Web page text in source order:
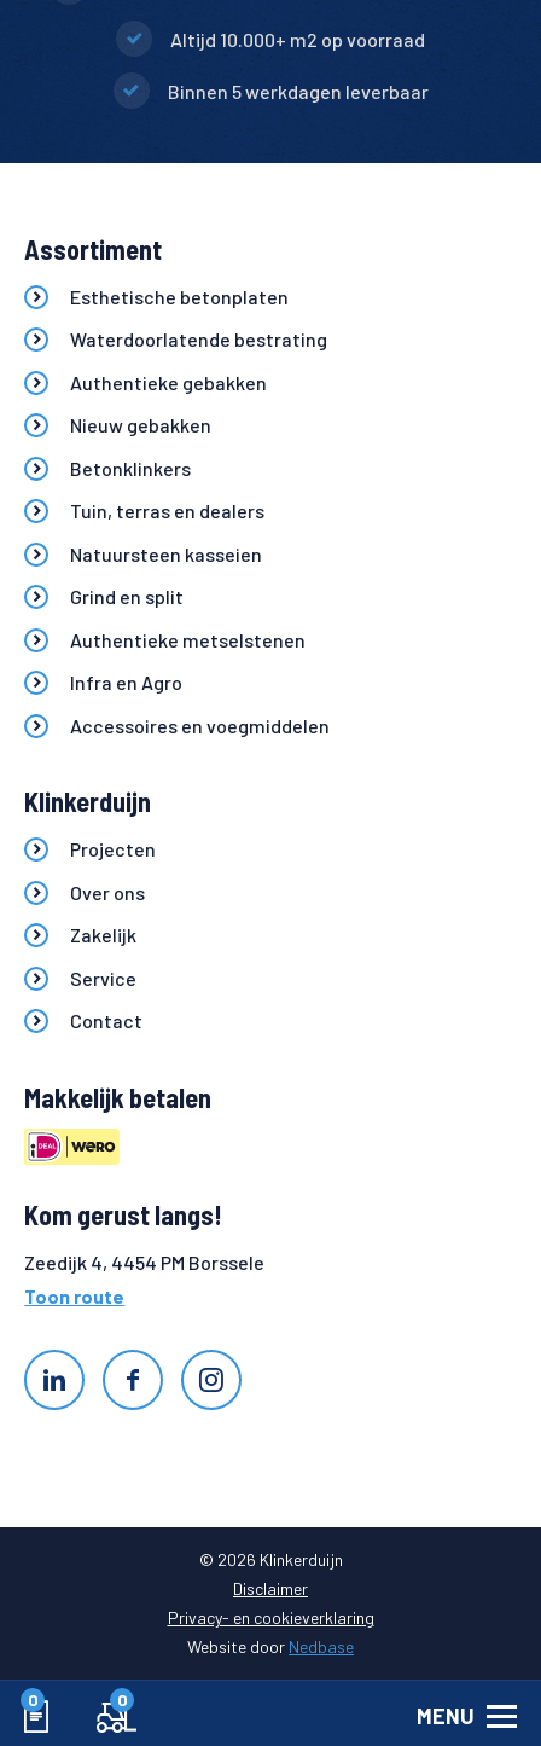
0 0
MENU
Altijd 10.000+ m2 op voorraad
Binnen 5 werkdagen leverbaar
Assortiment
Esthetische betonplaten
Waterdoorlatende bestrating
Authentieke gebakken
Nieuw gebakken
Betonklinkers
Tuin, terras en dealers
Natuursteen kasseien
Grind en split
Authentieke metselstenen
Infra en Agro
Accessoires en voegmiddelen
Klinkerduijn
Projecten
Over ons
Zakelijk
Service
Contact
Makkelijk betalen
Kom gerust langs!
Zeedijk 4, 4454 PM Borssele
Toon route
© 2026 Klinkerduijn
Disclaimer
Privacy- en cookieverklaring
Website door Nedbase